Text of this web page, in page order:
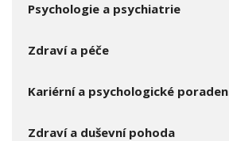
Psychologie a psychiatrie
Zdraví a péče
Kariérní a psychologické
Zdraví a duševní pohoda